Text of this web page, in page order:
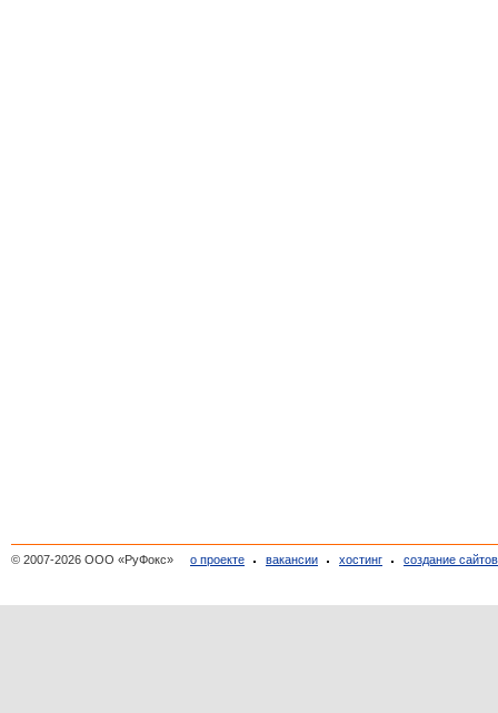
© 2007-2026 ООО «РуФокс» о проекте вакансии хостинг создание сайтов